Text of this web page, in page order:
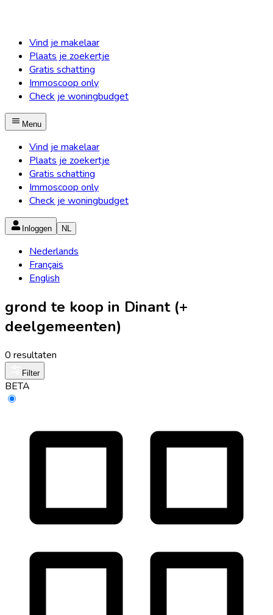
Vind je makelaar
Plaats je zoekertje
Gratis schatting
Immoscoop only
Check je woningbudget
Menu
Vind je makelaar
Plaats je zoekertje
Gratis schatting
Immoscoop only
Check je woningbudget
Inloggen NL
Nederlands
Français
English
grond te koop in Dinant (+
deelgemeenten)
0 resultaten
Filter
BETA